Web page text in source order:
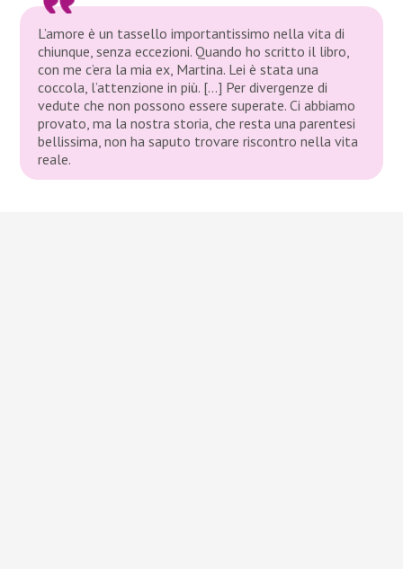
L’amore è un tassello importantissimo nella vita di
chiunque, senza eccezioni. Quando ho scritto il libro,
con me c’era la mia ex, Martina. Lei è stata una
coccola, l’attenzione in più. […] Per divergenze di
vedute che non possono essere superate. Ci abbiamo
provato, ma la nostra storia, che resta una parentesi
bellissima, non ha saputo trovare riscontro nella vita
reale.